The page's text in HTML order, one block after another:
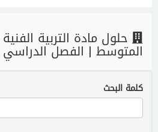
حلول مادة التربية
المتوسط | الفصل الدراسي
كلمة البحث